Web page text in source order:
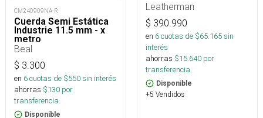
CM240909NA-R
Cuerda Semi Estática
Industrie 11.5 mm - x
metro
Beal
$ 3.300
en 6cuotas de $550sin interés
ahorras $130 por
transferencia.
Disponible
Leatherman
$ 390.990
en 6cuotas de $65.165sin
interés
ahorras $15.640 por
transferencia.
Disponible
+5 Vendidos